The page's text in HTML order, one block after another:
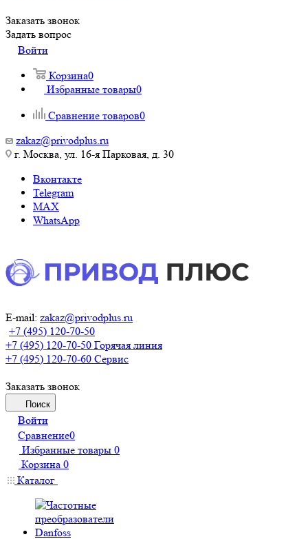
Заказать звонок
Задать вопрос
Войти
Корзина0
Избранные товары0
Сравнение товаров0
zakaz@privodplus.ru
г. Москва, ул. 16-я Парковая, д. 30
Вконтакте
Telegram
MAX
WhatsApp
E-mail: zakaz@privodplus.ru
+7 (495) 120-70-50
+7 (495) 120-70-50 Горячая линия
+7 (495) 120-70-60 Сервис
Заказать звонок
Поиск
Войти
Сравнение0
Избранные товары 0
Корзина 0
Каталог